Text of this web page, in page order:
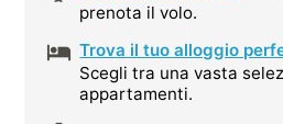
prenota il volo.
Trova il tuo alloggio
Scegli tra una vasta
appartamenti.